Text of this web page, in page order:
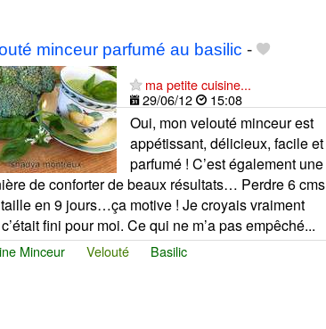
minceur parfumé au basilic -
ma petite cuisine...
29/06/12
15:08
Oui, mon velouté minceur est
appétissant, délicieux, facile et
parfumé ! C’est également une
de conforter de beaux résultats… Perdre 6 cms
en 9 jours…ça motive ! Je croyais vraiment
fini pour moi. Ce qui ne m’a pas empêché...
Minceur Velouté Basilic